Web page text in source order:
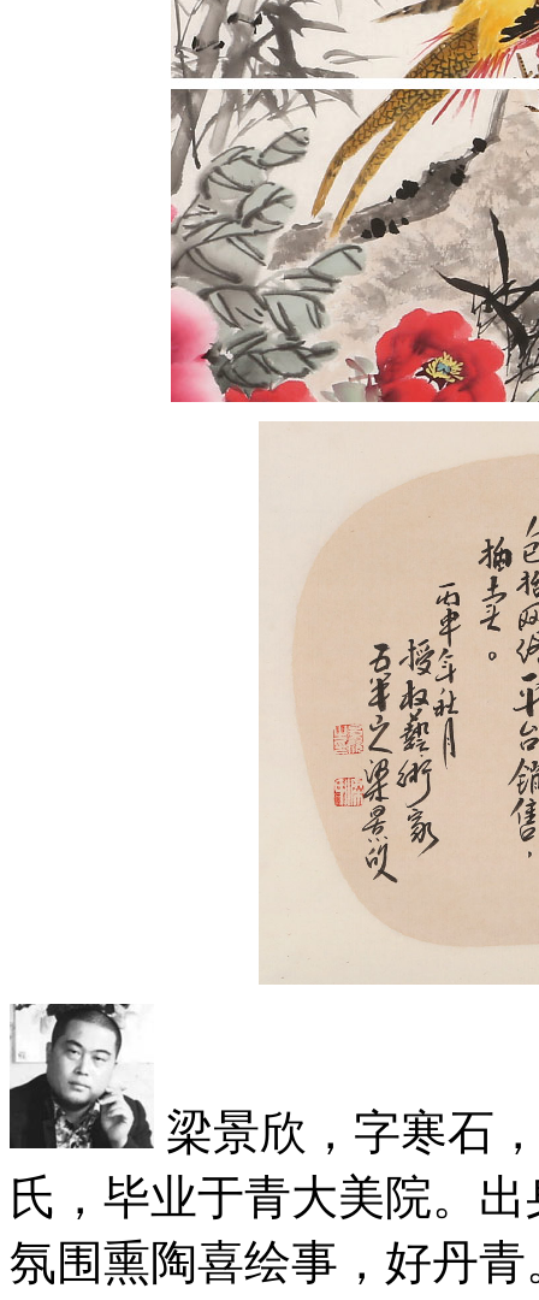
梁景欣，字寒石
氏，毕业于青大美院。
氛围熏陶喜绘事，好丹